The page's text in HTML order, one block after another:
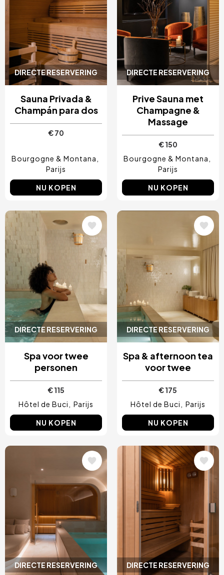
DIRECTE RESERVERING
Sauna Privada &
Champán para dos
€ 70
Bourgogne & Montana
Parijs
NU KOPEN
DIRECTE RESERVERING
Prive Sauna met
Champagne &
Massage
€ 150
Bourgogne & Montana
Parijs
NU KOPEN
DIRECTE RESERVERING
Afbeelding
Spa voor twee
personen
€ 115
Hôtel de Buci
Parijs
NU KOPEN
DIRECTE RESERVERING
Spa & afternoon tea
voor twee
€ 175
Hôtel de Buci
Parijs
NU KOPEN
DIRECTE RESERVERING
Afbeelding
DIRECTE RESERVERING
Afbeelding